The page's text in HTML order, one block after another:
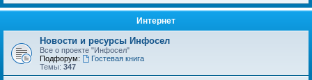
Интернет
Новости и ресурсы Инфосел
Все о проекте "Инфосел"
Подфорум:
Гостевая книга
Темы: 347